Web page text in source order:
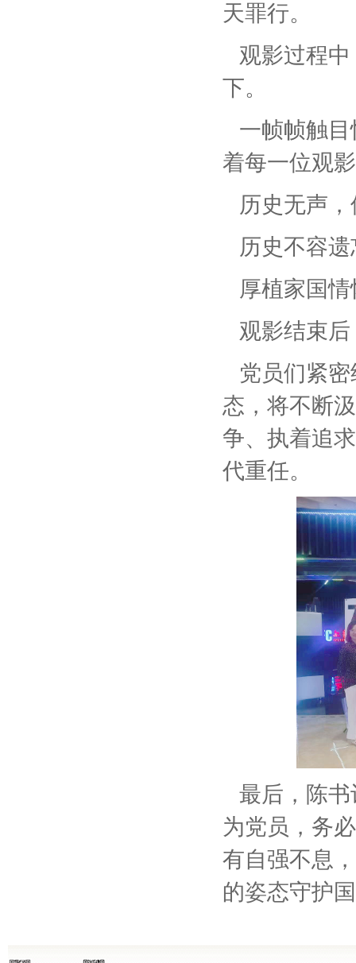
天罪行。
观影过程中
下。
一帧帧触目
着每一位观
历史无声，
历史不容遗
厚植家国
观影结束后
党员们紧密
态，将不断
争、执着追
代重任。
最后，陈书
为党员，务
有自强不息
的姿态守护